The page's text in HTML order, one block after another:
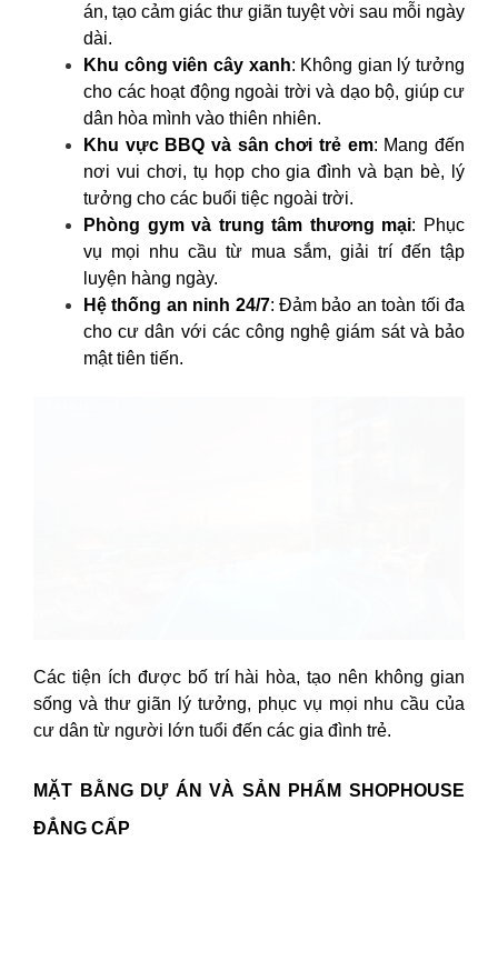
án, tạo cảm giác thư giãn tuyệt vời sau mỗi ngày
dài.
Khu công viên cây xanh: Không gian lý tưởng
cho các hoạt động ngoài trời và dạo bộ, giúp cư
dân hòa mình vào thiên nhiên.
Khu vực BBQ và sân chơi trẻ em: Mang đến
nơi vui chơi, tụ họp cho gia đình và bạn bè, lý
tưởng cho các buổi tiệc ngoài trời.
Phòng gym và trung tâm thương mại: Phục
vụ mọi nhu cầu từ mua sắm, giải trí đến tập
luyện hàng ngày.
Hệ thống an ninh 24/7: Đảm bảo an toàn tối đa
cho cư dân với các công nghệ giám sát và bảo
mật tiên tiến.
Các tiện ích được bố trí hài hòa, tạo nên không gian
sống và thư giãn lý tưởng, phục vụ mọi nhu cầu của
cư dân từ người lớn tuổi đến các gia đình trẻ.
MẶT BẰNG DỰ ÁN VÀ SẢN PHẨM SHOPHOUSE
ĐẲNG CẤP